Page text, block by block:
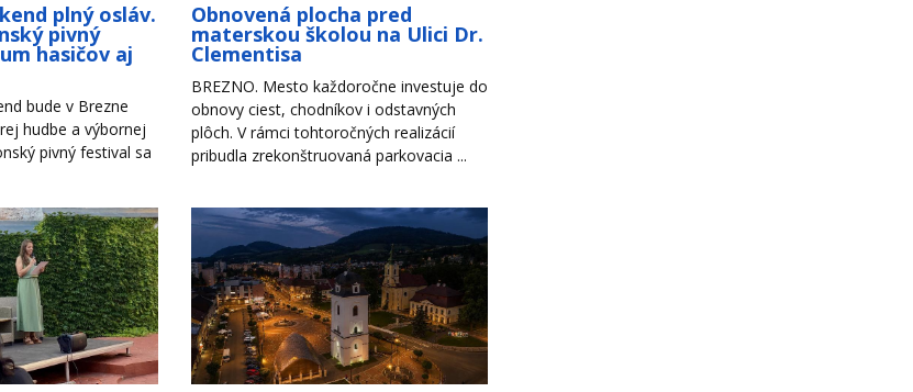
plný osláv.
pivný
hasičov aj
bude v Brezne
hudbe a výbornej
pivný festival sa
Obnovená plocha pred
materskou školou na Ulici Dr.
Clementisa
BREZNO. Mesto každoročne investuje do
obnovy ciest, chodníkov i odstavných
plôch. V rámci tohtoročných realizácií
pribudla zrekonštruovaná parkovacia ...